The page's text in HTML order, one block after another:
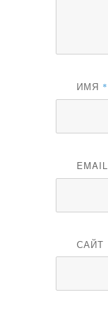
ИМЯ *
EMAIL
САЙТ